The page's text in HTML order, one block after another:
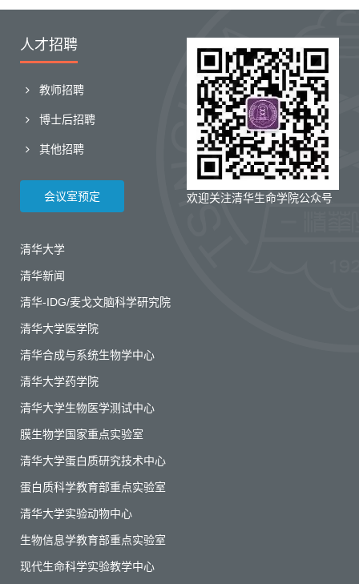
欢迎关注清华生命学院公众号
人才招聘
教师招聘
博士后招聘
其他招聘
会议室预定
清华大学
清华新闻
清华-IDG/麦戈文脑科学研究院
清华大学医学院
清华合成与系统生物学中心
清华大学药学院
清华大学生物医学测试中心
膜生物学国家重点实验室
清华大学蛋白质研究技术中心
蛋白质科学教育部重点实验室
清华大学实验动物中心
生物信息学教育部重点实验室
现代生命科学实验教学中心